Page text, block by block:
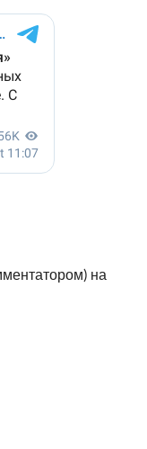
на